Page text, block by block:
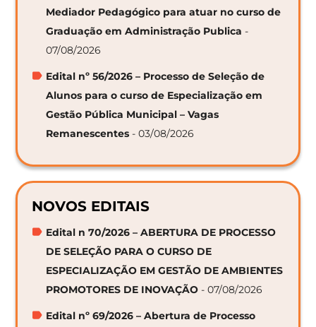
Mediador Pedagógico para atuar no curso de
Graduação em Administração Publica -
07/08/2026
Edital nº 56/2026 – Processo de Seleção de
Alunos para o curso de Especialização em
Gestão Pública Municipal – Vagas
Remanescentes - 03/08/2026
NOVOS EDITAIS
Edital n 70/2026 – ABERTURA DE PROCESSO
DE SELEÇÃO PARA O CURSO DE
ESPECIALIZAÇÃO EM GESTÃO DE AMBIENTES
PROMOTORES DE INOVAÇÃO - 07/08/2026
Edital nº 69/2026 – Abertura de Processo